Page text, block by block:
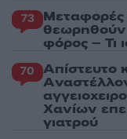
73 Μεταφορές
θεωρηθούν
φόρος – Τι
70 Απίστευτο
Χανίων
γιατρού